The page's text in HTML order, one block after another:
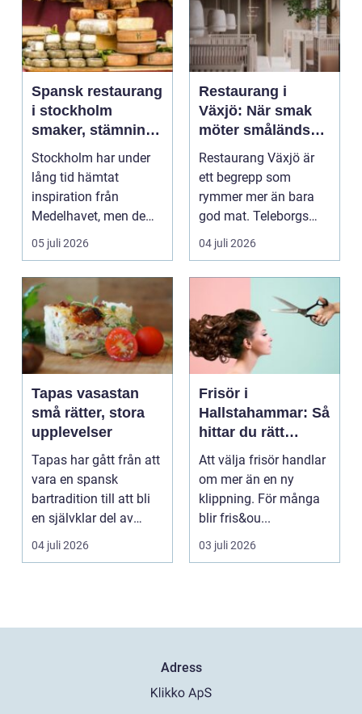
Spansk restaurang
i stockholm
smaker, stämning
och smarta val
Stockholm har under
lång tid hämtat
inspiration från
Medelhavet, men de
senaste åren har
spanska res...
05 juli 2026
Restaurang i
Växjö: När smak
möter småländsk
sjöutsikt
Restaurang Växjö är
ett begrepp som
rymmer mer än bara
god mat. Teleborgs
slott ...
04 juli 2026
Tapas vasastan
små rätter, stora
upplevelser
Tapas har gått från att
vara en spansk
bartradition till att bli
en självklar del av
Stockholms krog...
04 juli 2026
Frisör i
Hallstahammar: Så
hittar du rätt
salong för din stil
och vardag
Att välja frisör handlar
om mer än en ny
klippning. För många
blir fris&ou...
03 juli 2026
Adress